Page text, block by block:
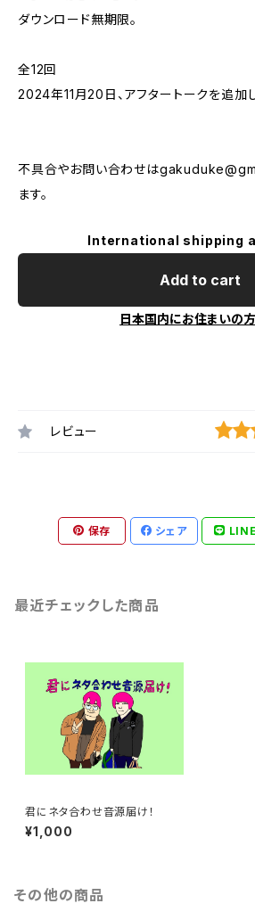
ダウンロード無期限。
全12回
2024年11月20日、アフタートークを追加
不具合やお問い合わせは
ます。
International shipping
Add to cart
日本国内にお住まいの
レビュー
保存 シェア LINE
最近チェックした商品
君にネタ合わせ音源届け！
¥1,000
その他の商品